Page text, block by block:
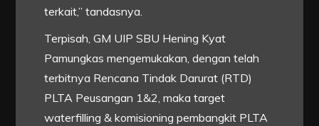
terkait,” tandasnya.
Terpisah, GM UIP SBU Hening Kyat
Pamungkas mengemukakan, dengan telah
terbitnya Rencana Tindak Darurat (RTD)
PLTA Peusangan 1&2, maka target
waterfilling & komisioning pembangkit PLTA